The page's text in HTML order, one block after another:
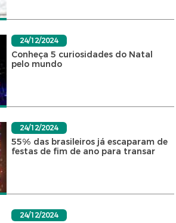
24/12/2024
Conheça 5 curiosidades do Natal
pelo mundo
24/12/2024
55% das brasileiros já escaparam de
festas de fim de ano para transar
24/12/2024